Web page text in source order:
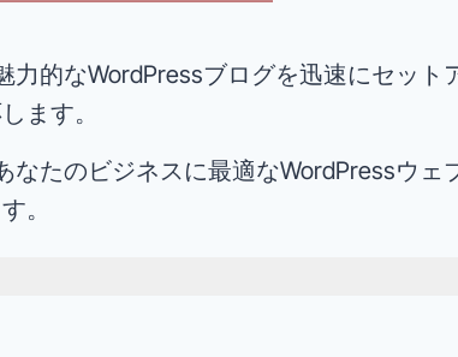
力的なWordPressブログを迅速にセッ
ます。
なたのビジネスに最適なWordPressウ
。